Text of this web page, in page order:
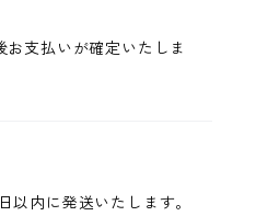
お支払いが確定いたしま
以内に発送いたします。